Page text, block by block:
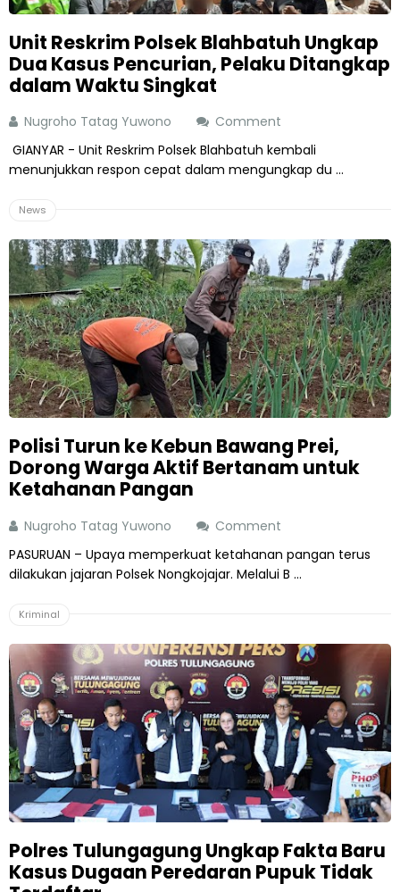
Unit Reskrim Polsek Blahbatuh Ungkap
Dua Kasus Pencurian, Pelaku Ditangkap
dalam Waktu Singkat
Nugroho Tatag Yuwono
Comment
GIANYAR - Unit Reskrim Polsek Blahbatuh kembali
menunjukkan respon cepat dalam mengungkap du ...
News
Polisi Turun ke Kebun Bawang Prei,
Dorong Warga Aktif Bertanam untuk
Ketahanan Pangan
Nugroho Tatag Yuwono
Comment
PASURUAN – Upaya memperkuat ketahanan pangan terus
dilakukan jajaran Polsek Nongkojajar. Melalui B ...
Kriminal
Polres Tulungagung Ungkap Fakta Baru
Kasus Dugaan Peredaran Pupuk Tidak